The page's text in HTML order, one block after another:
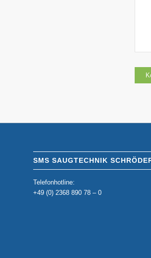
SMS SAUGTECHNIK
Telefonhotline:
+49 (0) 2368 890 78 – 0